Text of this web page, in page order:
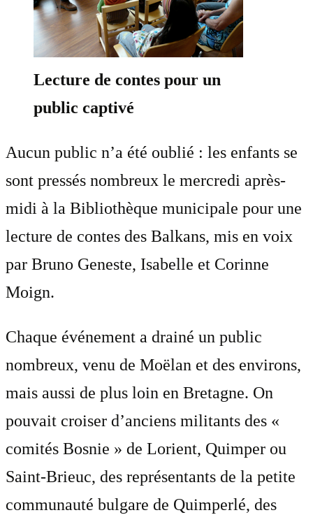
Lecture de contes pour un
public captivé
Aucun public n’a été oublié : les enfants se
sont pressés nombreux le mercredi après-
midi à la Bibliothèque municipale pour une
lecture de contes des Balkans, mis en voix
par Bruno Geneste, Isabelle et Corinne
Moign.
Chaque événement a drainé un public
nombreux, venu de Moëlan et des environs,
mais aussi de plus loin en Bretagne. On
pouvait croiser d’anciens militants des «
comités Bosnie » de Lorient, Quimper ou
Saint-Brieuc, des représentants de la petite
communauté bulgare de Quimperlé, des